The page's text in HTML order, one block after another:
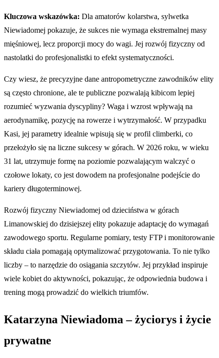
Kluczowa wskazówka: Dla amatorów kolarstwa, sylwetka
Niewiadomej pokazuje, że sukces nie wymaga ekstremalnej masy
mięśniowej, lecz proporcji mocy do wagi. Jej rozwój fizyczny od
nastolatki do profesjonalistki to efekt systematyczności.
Czy wiesz, że precyzyjne dane antropometryczne zawodników elity
są często chronione, ale te publiczne pozwalają kibicom lepiej
rozumieć wyzwania dyscypliny? Waga i wzrost wpływają na
aerodynamikę, pozycję na rowerze i wytrzymałość. W przypadku
Kasi, jej parametry idealnie wpisują się w profil climberki, co
przełożyło się na liczne sukcesy w górach. W 2026 roku, w wieku
31 lat, utrzymuje formę na poziomie pozwalającym walczyć o
czołowe lokaty, co jest dowodem na profesjonalne podejście do
kariery długoterminowej.
Rozwój fizyczny Niewiadomej od dzieciństwa w górach
Limanowskiej do dzisiejszej elity pokazuje adaptację do wymagań
zawodowego sportu. Regularne pomiary, testy FTP i monitorowanie
składu ciała pomagają optymalizować przygotowania. To nie tylko
liczby – to narzędzie do osiągania szczytów. Jej przykład inspiruje
wiele kobiet do aktywności, pokazując, że odpowiednia budowa i
trening mogą prowadzić do wielkich triumfów.
Katarzyna Niewiadoma – życiorys i życie
prywatne